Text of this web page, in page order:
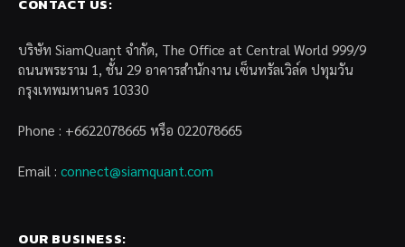
บริษัท SiamQuant จำกัด, The Office at Central World 999/9
ถนนพระราม 1, ชั้น 29 อาคารสำนักงาน เซ็นทรัลเวิล์ด ปทุมวัน
กรุงเทพมหานคร 10330
Phone : +6622078665 หรือ 022078665
Email : connect@siamquant.com
OUR BUSINESS: